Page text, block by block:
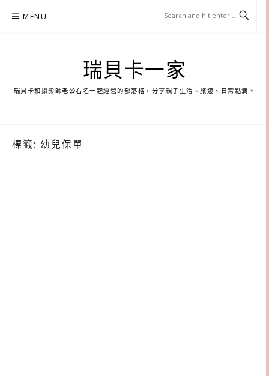
MENU
瑞貝卡一家
瑞貝卡和攝影師老公右名一起經營的部落格，分享親子生活、旅遊、日常點滴。
標籤: 幼兒保單